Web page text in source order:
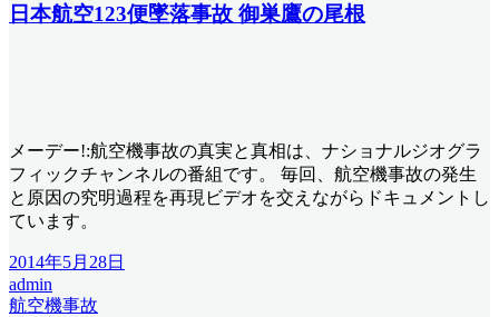
日本航空123便墜落事故 御巣鷹の尾根
メーデー!:航空機事故の真実と真相は、ナショナルジオグラ
フィックチャンネルの番組です。 毎回、航空機事故の発生
と原因の究明過程を再現ビデオを交えながらドキュメントし
ています。
2014年5月28日
admin
航空機事故